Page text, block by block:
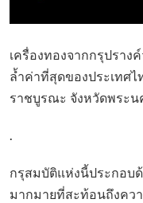
เครื่องทองจากกรุปรา
ล้ำค่าที่สุดของประเทศ
ราชบูรณะ จังหวัดพระน
.
กรุสมบัติแห่งนี้ประกอบ
มากมายที่สะท้อนถึงคว